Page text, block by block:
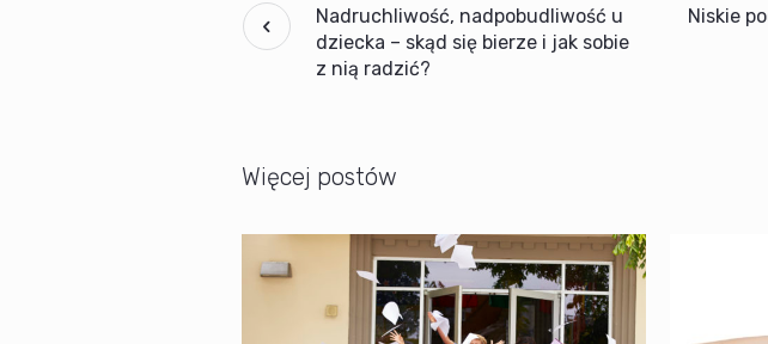
Nadruchliwość, nadpobudliwość u
dziecka – skąd się bierze i jak sobie
z nią radzić?
Niskie
Więcej postów